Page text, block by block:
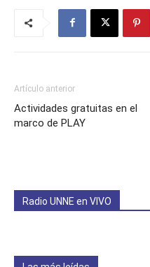
Artículo anterior
Actividades gratuitas en el
marco de PLAY
Radio UNNE en VIVO